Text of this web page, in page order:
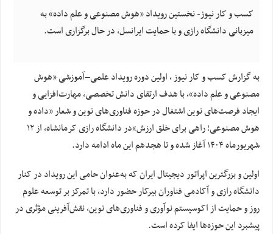
کسب و کار نیوز- نخستین رویداد «هوش مصنوعی و علم داده» به
میزبانی دانشگاه رازی و با حمایت ایرانسل، در حال برگزاری است.
به گزارش کسب و کار نیوز ، اولین دوره رویداد علمی–آموزشی «هوش
مصنوعی و علم داده»، با هدف ارتقای دانش تخصصی، مهارت‌افزایی و
ایجاد فرصت‌های نوین اشتغال در حوزه فناوری‌های نوین و شعار «داده و
هوش مصنوعی؛ راهی برای خلق ارزش»در دانشگاه رازی کرمانشاه، از ۱۲
شهریورماه ۱۴۰۴ آغاز شده و تا هجدهم این ماه ادامه دارد.
اولین و بزرگترین اپراتور دیجیتال ایران که به‌عنوان حامی این رویداد در کنار
دانشگاه رازی و آکادمی فناوران بیرکار حضور دارد، با تمرکز بر توسعه علوم
روز و حمایت از اکوسیستم نوآوری و فناوری‌های نوین، نقش‌آفرینی مؤثری در
پیشبرد این حوزه‌ها ایفا کرده است.